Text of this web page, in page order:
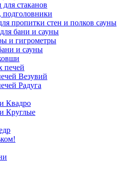
стаканов
пропитки стен и полков сауны
бани и сауны
и гигрометры
и сауны
печей
Везувий
Радуга
Квадро
Круглые